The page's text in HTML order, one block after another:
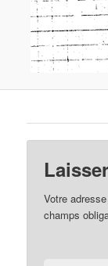
Votre
champs